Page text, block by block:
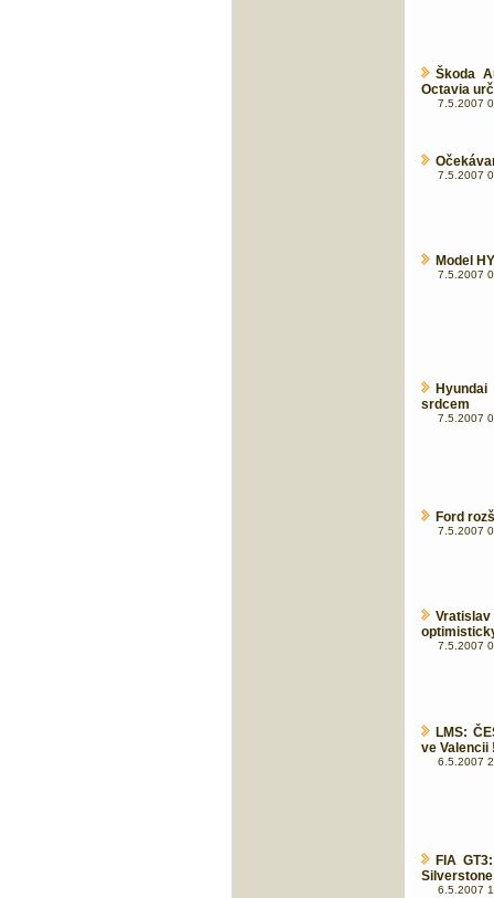
Škoda
Octavia
7.5.2007
7.5.2007
Model
7.5.2007
srdcem
7.5.2007
Ford
7.5.2007
7.5.2007
LMS:
ve Valencii
6.5.2007
FIA
6.5.2007